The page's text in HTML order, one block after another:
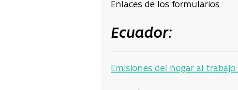
Enlaces de los formularios
Ecuador:
Emisiones del hogar al